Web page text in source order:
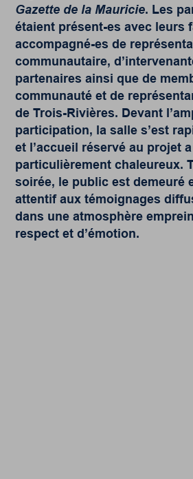
Gazette de la Mauricie. Les
étaient présent-es avec leurs
accompagné-es de
communautaire,
partenaires ainsi que de
communauté et de
de Trois-Rivières. Devant
participation, la salle s’est
et l’accueil réservé au projet
particulièrement chaleureux.
soirée, le public est demeuré
attentif aux témoignages
dans une atmosphère
respect et d’émotion.